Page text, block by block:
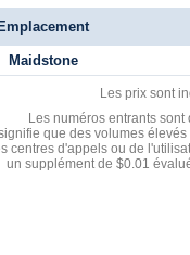
Emplacement
Maidstone
Les prix sont
Les numéros entrants
que des volumes
centres d'appels ou de
un supplément de $0.01